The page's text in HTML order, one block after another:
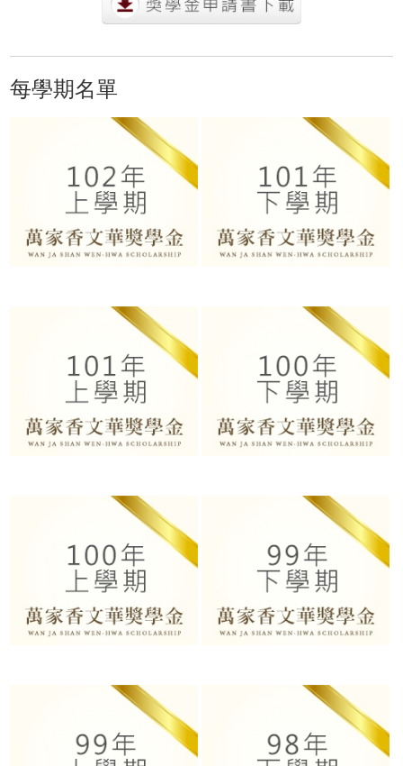
每學期名單